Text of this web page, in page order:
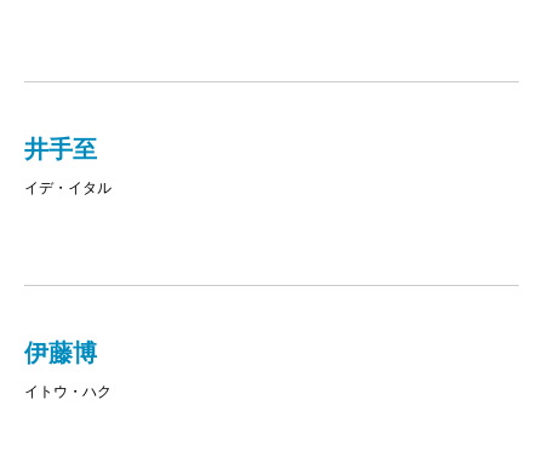
つくのは、
集』って名前を聞いたことはあるけれど、実際にどん
遠いのだろう。
井手至
イデ・イタル
伊藤博
イトウ・ハク